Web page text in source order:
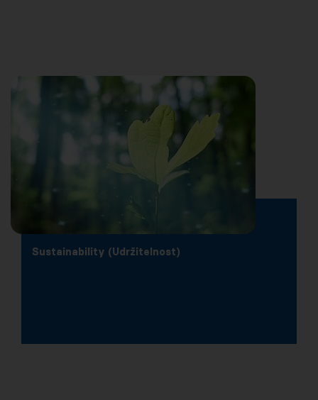
Sustainability (Udržitelnost)